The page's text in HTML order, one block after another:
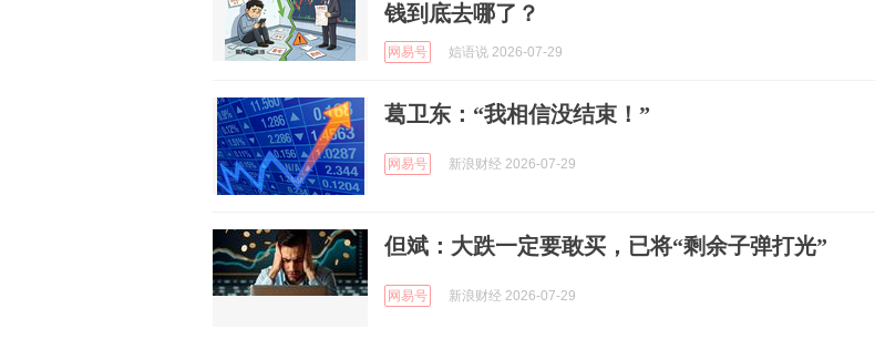
钱到底去哪了？
网易号 娮语说 2026-07-29
葛卫东：“我相信没结束！”
网易号 新浪财经 2026-07-29
但斌：大跌一定要敢买，已将“剩余子弹打光”
网易号 新浪财经 2026-07-29